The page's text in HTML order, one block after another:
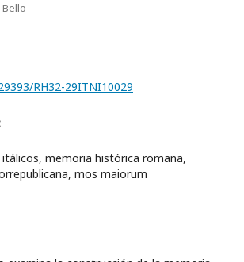
RH32-29ITNI10029
memoria histórica romana,
mos maiorum